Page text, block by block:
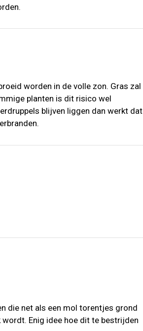
worden in de volle zon. Gras zal
planten is dit risico wel
blijven liggen dan werkt dat
die net als een mol torentjes grond
Enig idee hoe dit te bestrijden